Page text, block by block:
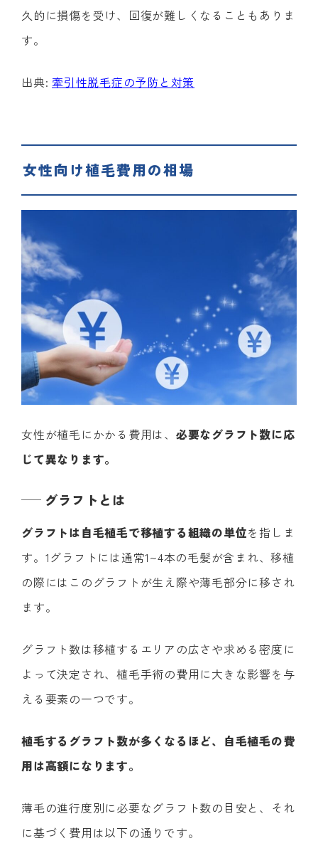
久的に損傷を受け、回復が難しくなることもありま
す。
出典: 牽引性脱毛症の予防と対策
女性向け植毛費用の相場
女性が植毛にかかる費用は、 必要なグラフト数に応
じて異なります。
グラフトとは
グラフトは自毛植毛で移植する組織の単位を指しま
す。1グラフトには通常1~4本の毛髪が含まれ、移植
の際にはこのグラフトが生え際や薄毛部分に移され
ます。
グラフト数は移植するエリアの広さや求める密度に
よって決定され、植毛手術の費用に大きな影響を与
える要素の一つです。
植毛するグラフト数が多くなるほど、自毛植毛の費
用は高額になります。
薄毛の進行度別に必要なグラフト数の目安と、それ
に基づく費用は以下の通りです。